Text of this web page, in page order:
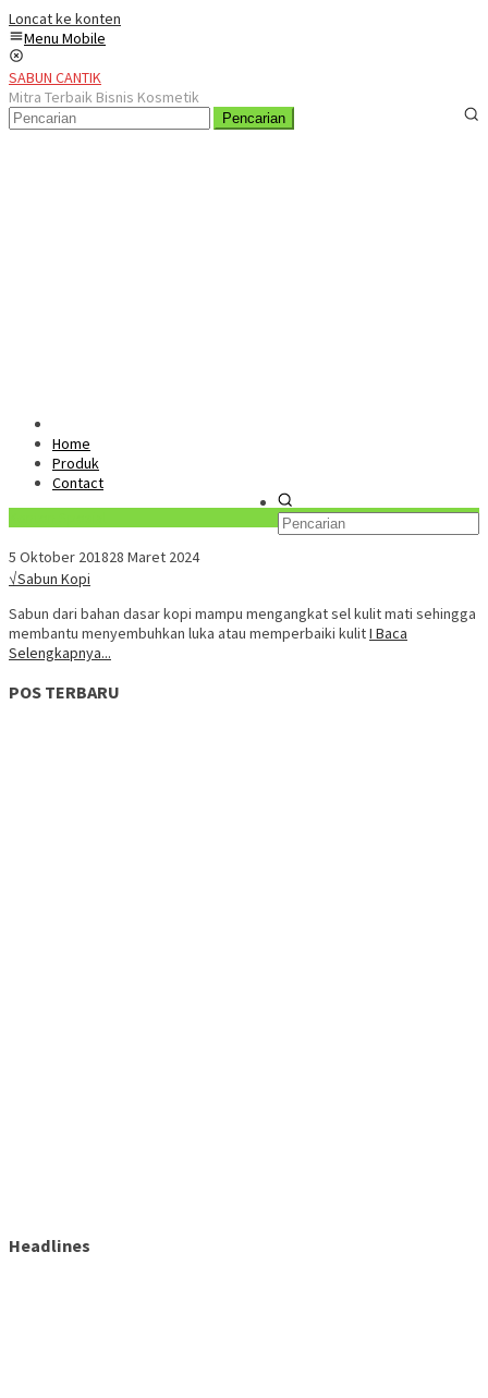
Loncat ke konten
Menu Mobile
SABUN CANTIK
Mitra Terbaik Bisnis Kosmetik
Pencarian
Home
Produk
Contact
5 Oktober 201828 Maret 2024
√Sabun Kopi
Sabun dari bahan dasar kopi mampu mengangkat sel kulit mati sehingga
membantu menyembuhkan luka atau memperbaiki kulitI Baca
Selengkapnya...
POS TERBARU
Headlines